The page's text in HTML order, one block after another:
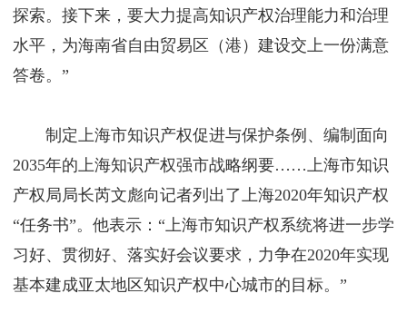
探索。接下来，要大力提高知识产权治理能力和治理
水平，为海南省自由贸易区（港）建设交上一份满意
答卷。”
制定上海市知识产权促进与保护条例、编制面向
2035年的上海知识产权强市战略纲要……上海市知识
产权局局长芮文彪向记者列出了上海2020年知识产权
“任务书”。他表示：“上海市知识产权系统将进一步学
习好、贯彻好、落实好会议要求，力争在2020年实现
基本建成亚太地区知识产权中心城市的目标。”